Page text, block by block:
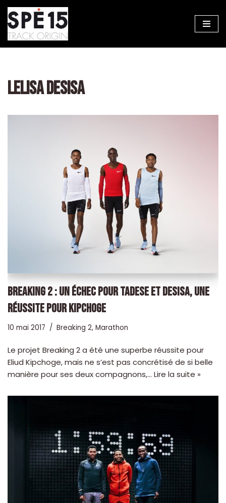
Aller
au
LELISA DESISA
BREAKING 2 : UN ÉCHEC POUR TADESE ET DESISA, UNE
RÉUSSITE POUR KIPCHOGE
10 mai 2017 Breaking 2, Marathon
Le projet Breaking 2 a été une superbe réussite pour
Eliud Kipchoge, mais ne s’est pas concrétisé de si belle
manière pour ses deux compagnons,… Lire la suite »